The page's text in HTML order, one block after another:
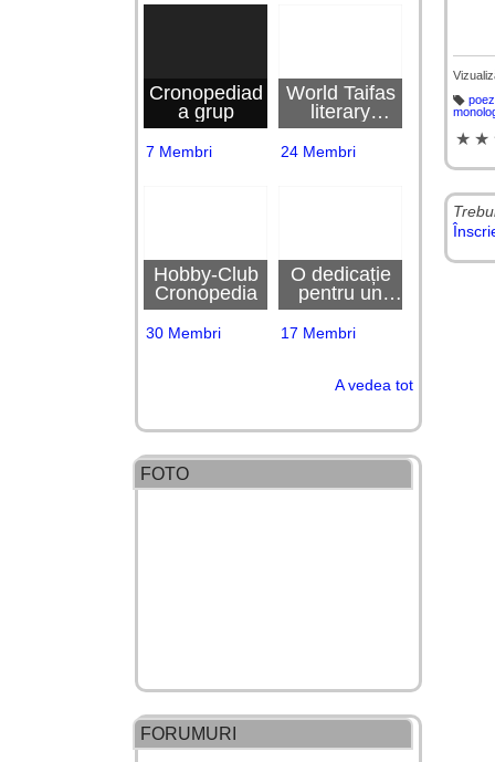
Et
et
★ ★
Cronopediad
a grup
7 Membri
World Taifas
literary
magazin
24 Membri
Hobby-Club
Cronopedia
30 Membri
O dedicație
pentru un
prieten
17 Membri
A vedea tot
FOTO
FORUMURI